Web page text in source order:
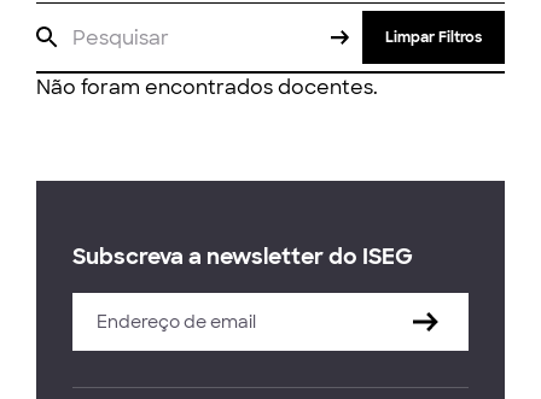
Limpar Filtros
Não foram encontrados docentes.
Subscreva a newsletter do ISEG